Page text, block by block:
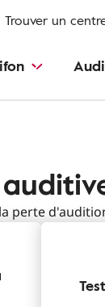
Trouver un
perte